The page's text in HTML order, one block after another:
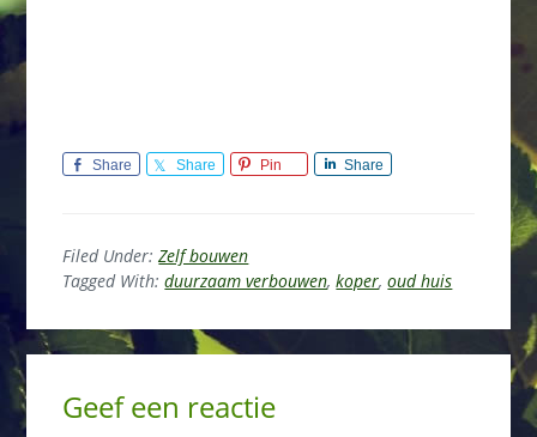
Share Share Pin Share
Filed Under:Zelf bouwen
Tagged With:duurzaam verbouwen,koper,oud huis
Reader
Interactions
Geef een reactie